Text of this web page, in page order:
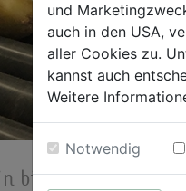
biologischem
und
auch in den USA,
aller Cookies zu.
kannst auch
Weitere
Notwendig